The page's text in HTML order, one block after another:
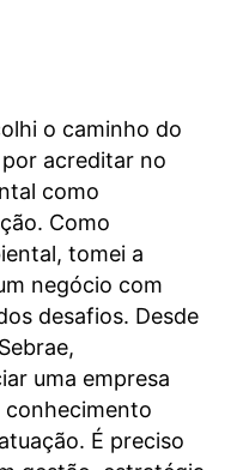
o caminho do
acreditar no
como
Como
tomei a
negócio com
desafios. Desde
uma empresa
conhecimento
É preciso